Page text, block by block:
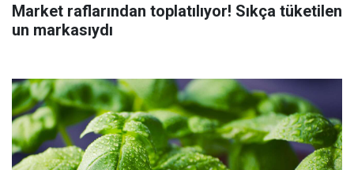
Market raflarından toplatılıyor! Sıkça tüketilen
un markasıydı